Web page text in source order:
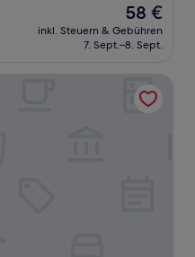
Der
Preis
beträgt
58 €
inkl. Steuern & Gebühren
7. Sept.–8. Sept.